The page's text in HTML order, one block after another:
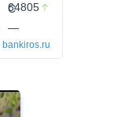
64805
—
bankiros.ru